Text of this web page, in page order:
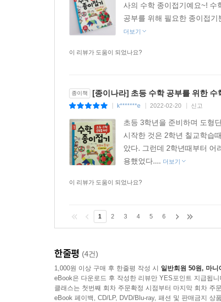
사의 수학 종이접기예요~! 수
공부를 위해 필요한 종이접
더보기
이 리뷰가 도움이 되었나요?
종이책 [종이나라] 초등 수학 공부를 위한 수
k*******e 2022-02-20 신고
초등 3학년을 준비하며 도형
시작한 것은 2학년 칠교학습
았다. 그런데 2학년때부터 어
용했었다.... 더보기
이 리뷰가 도움이 되었나요?
1 2 3 4 5 6
한줄평 (4건)
1,000원 이상 구매 후 한줄평 작성 시 일반회원 50원, 마니
eBook은 다운로드 후 작성한 리뷰만 YES포인트 지급됩니
클래스는 첫번째 회차 주문확정 시점부터 마지막 회차 주
eBook 페이백, CD/LP, DVD/Blu-ray, 패션 및 판매금지 상